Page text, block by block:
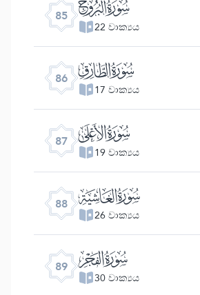
85 ﰂ
22 වාක්‍යය
86 ﰃ
17 වාක්‍යය
87 ﰄ
19 වාක්‍යය
88 ﰅ
26 වාක්‍යය
89 ﰆ
30 වාක්‍යය